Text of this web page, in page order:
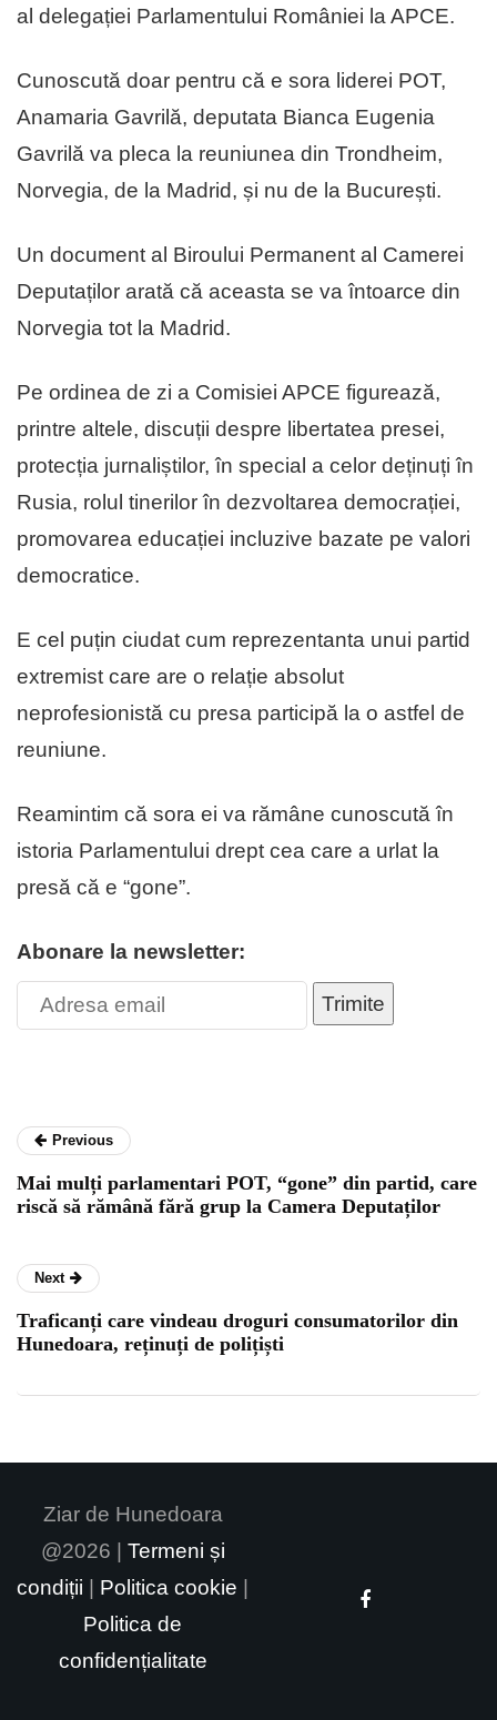
al delegației Parlamentului României la APCE.
Cunoscută doar pentru că e sora liderei POT,
Anamaria Gavrilă, deputata Bianca Eugenia
Gavrilă va pleca la reuniunea din Trondheim,
Norvegia, de la Madrid, și nu de la București.
Un document al Biroului Permanent al Camerei
Deputaților arată că aceasta se va întoarce din
Norvegia tot la Madrid.
Pe ordinea de zi a Comisiei APCE figurează,
printre altele, discuții despre libertatea presei,
protecția jurnaliștilor, în special a celor deținuți în
Rusia, rolul tinerilor în dezvoltarea democrației,
promovarea educației incluzive bazate pe valori
democratice.
E cel puțin ciudat cum reprezentanta unui partid
extremist care are o relație absolut
neprofesionistă cu presa participă la o astfel de
reuniune.
Reamintim că sora ei va rămâne cunoscută în
istoria Parlamentului drept cea care a urlat la
presă că e “gone”.
Abonare la newsletter:
Trimite
Previous
Mai mulți parlamentari POT, “gone” din partid, care
riscă să rămână fără grup la Camera Deputaților
Next
Traficanți care vindeau droguri consumatorilor din
Hunedoara, reținuți de polițiști
Ziar de Hunedoara
@2026 | Termeni și
condiții | Politica cookie |
Politica de
confidențialitate